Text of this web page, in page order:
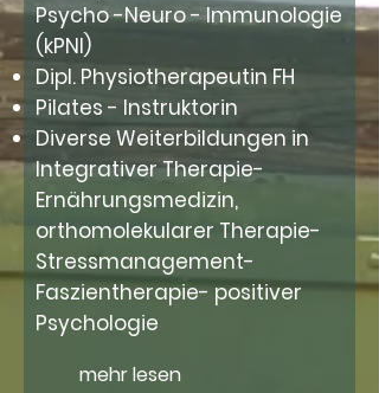
Psycho -Neuro - Immunologie
(kPNI)
Dipl. Physiotherapeutin FH
Pilates - Instruktorin
Diverse Weiterbildungen in
Integrativer Therapie-
Ernährungsmedizin,
orthomolekularer Therapie-
Stressmanagement-
Faszientherapie- positiver
Psychologie
mehr lesen